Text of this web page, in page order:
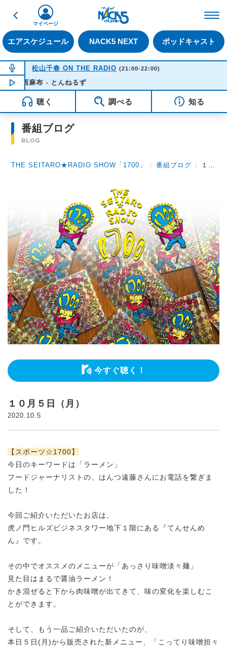
戻る
エアスケジュール NACK5 NEXT ポッドキャスト
マイページ
NOW ON AIR
松山千春 ON THE RADIO (21:00-22:00)
NOW PLAYING21:18
西麻布 - とんねるず
聴く 調べる 知る
番組ブログ
BLOG
THE SEITARO★RADIO SHOW「1700」 〉番組ブログ 〉 １０月５日（月）
今すぐ聴く！
１０月５日（月）
2020.10.5
【スポーツ☆1700】
今日のキーワードは「ラーメン」
フードジャーナリストの、はんつ遠藤さんにお電話を繋ぎま
した！
今回ご紹介いただいたお店は、
虎ノ門ヒルズビジネスタワー地下１階にある『てんせんめ
ん』です。
その中でオススメのメニューが「あっさり味噌淡々麺」
見た目はまるで醤油ラーメン！
かき混ぜると下から肉味噌が出てきて、味の変化を楽しむこ
とができます。
そして、もう一品ご紹介いただいたのが、
本日５日(月)から販売された新メニュー、「 こってり味噌担々